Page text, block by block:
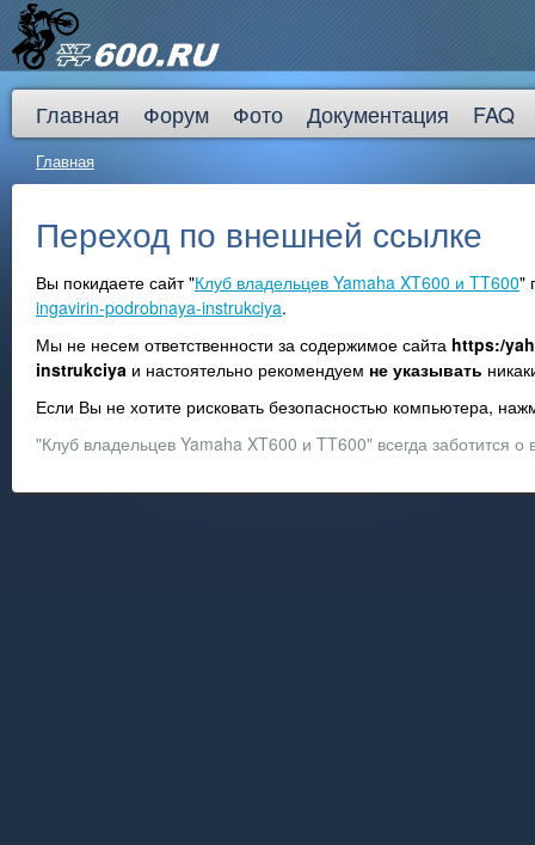
Главная Форум Фото Документация FAQ
Главная
Переход по внешней ссылке
Вы покидаете сайт "Клуб владельцев Yamaha XT600 и TT600"
ingavirin-podrobnaya-instrukciya.
Мы не несем ответственности за содержимое сайта https:/
instrukciya и настоятельно рекомендуем не указывать
Если Вы не хотите рисковать безопасностью компьютера,
"Клуб владельцев Yamaha XT600 и TT600" всегда заботится о